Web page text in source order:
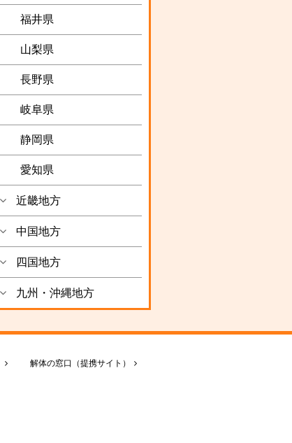
福井県
山梨県
長野県
岐阜県
静岡県
愛知県
近畿地方
中国地方
四国地方
九州・沖縄地方
解体の窓口（提携サイト）